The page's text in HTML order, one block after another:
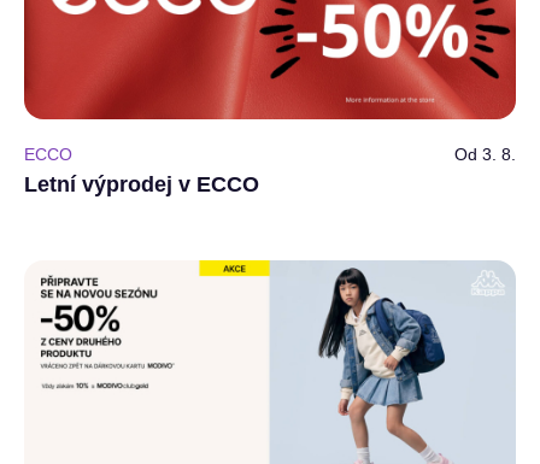
ECCO Od 3. 8.
Letní výprodej v ECCO